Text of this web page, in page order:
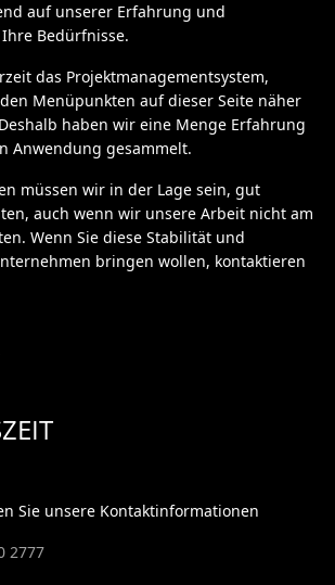
auf unserer Erfahrung und
Bedürfnisse.
das Projektmanagementsystem,
Menüpunkten auf dieser Seite näher
haben wir eine Menge Erfahrung
Anwendung gesammelt.
müssen wir in der Lage sein, gut
auch wenn wir unsere Arbeit nicht am
Wenn Sie diese Stabilität und
bringen wollen, kontaktieren
Sie unsere Kontaktinformationen
2777